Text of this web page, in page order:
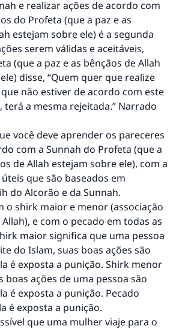
e realizar ações de acordo com
do Profeta (que a paz e as
estejam sobre ele) é a segunda
serem válidas e aceitáveis,
(que a paz e as bênçãos de Allah
disse, “Quem quer que realize
não estiver de acordo com este
terá a mesma rejeitada.” Narrado
você deve aprender os pareceres
com a Sunnah do Profeta (que a
de Allah estejam sobre ele), com a
que são baseados em
do Alcorão e da Sunnah.
o shirk maior e menor (associação
e com o pecado em todas as
maior significa que uma pessoa
do Islam, suas boas ações são
é exposta a punição. Shirk menor
boas ações de uma pessoa são
é exposta a punição. Pecado
é exposta a punição.
que uma mulher viaje para o